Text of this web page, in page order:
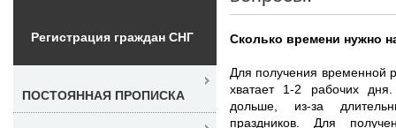
Сколько времени нужно
Для получения временной
хватает 1-2 рабочих
дольше, из-за
праздников. Для
Регистрация граждан СНГ
ПОСТОЯННАЯ ПРОПИСКА